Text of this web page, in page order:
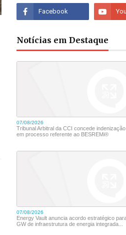
Notícias em Destaque